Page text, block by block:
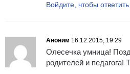
Войдите, чтобы ответить
Аноним 16.12.2015, 19:29
Олесечка умница!
родителей и педагога!